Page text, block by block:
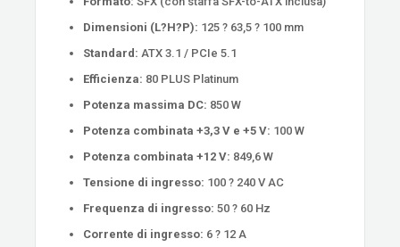
Dimensioni (L?H?P): 125 ? 63,5 ? 100 mm
Standard: ATX 3.1 / PCIe 5.1
Efficienza: 80 PLUS Platinum
Potenza massima DC: 850 W
Potenza combinata +3,3 V e +5 V: 100 W
Potenza combinata +12 V: 849,6 W
Tensione di ingresso: 100 ? 240 V AC
Frequenza di ingresso: 50 ? 60 Hz
Corrente di ingresso: 6 ? 12 A